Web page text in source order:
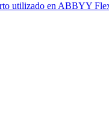
utilizado en ABBYY